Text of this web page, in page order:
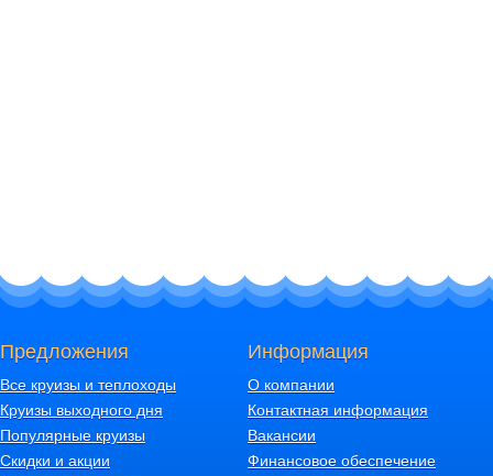
Предложения
Все круизы и теплоходы
Круизы выходного дня
Популярные круизы
Скидки и акции
Информация
О компании
Контактная информация
Вакансии
Финансовое обеспечение